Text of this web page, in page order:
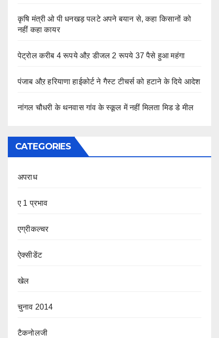
कृषि मंत्री ओ पी धनखड़ पलटे अपने बयान से, कहा किसानों को
नहीं कहा कायर
पेट्रोल करीब 4 रूपये औऱ डीजल 2 रूपये 37 पैसे हुआ महंगा
पंजाब औऱ हरियाणा हाईकोर्ट ने गैस्ट टीचर्स को हटाने के दिये आदेश
नांगल चौधरी के थनवास गांव के स्कूल में नहीं मिलता मिड डे मील
CATEGORIES
अपराध
ए 1 प्रभाव
एग्रीकल्चर
ऐक्सीडेंट
खेल
चुनाव 2014
टैकनोलजी